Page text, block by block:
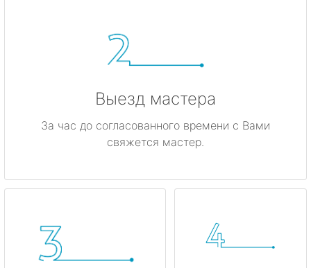
Выезд мастера
За час до согласованного времени с Вами
свяжется мастер.